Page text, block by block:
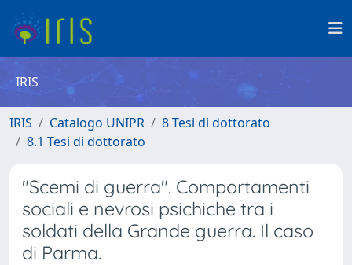
IRIS
IRIS Catalogo UNIPR
8 Tesi di dottorato
8.1 Tesi di dottorato
"Scemi di guerra". Comportamenti
sociali e nevrosi psichiche tra i
soldati della Grande guerra. Il caso
di Parma.